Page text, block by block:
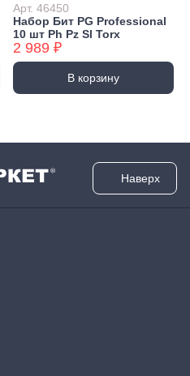
Арт. 46450
Набор Бит PG Professional
10 шт Ph Pz Sl Torx
2 989 ₽
В корзину
Наверх